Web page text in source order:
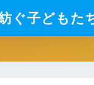
ぐ子どもた